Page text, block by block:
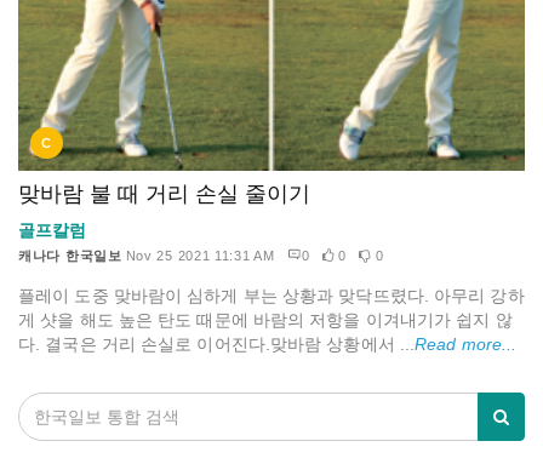
C
맞바람 불 때 거리 손실 줄이기
골프칼럼
캐나다 한국일보 Nov 25 2021 11:31 AM 0 0 0
플레이 도중 맞바람이 심하게 부는 상황과 맞닥뜨렸다. 아무리 강하
게 샷을 해도 높은 탄도 때문에 바람의 저항을 이겨내기가 쉽지 않
다. 결국은 거리 손실로 이어진다.맞바람 상황에서 ...Read more...